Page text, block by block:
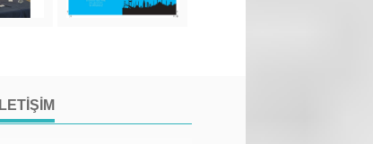
İLETIŞIM